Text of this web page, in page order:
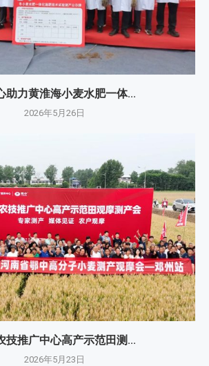
助力黄淮海小麦水肥一体...
2026年5月26日
技推广中心高产示范田测...
2026年5月23日